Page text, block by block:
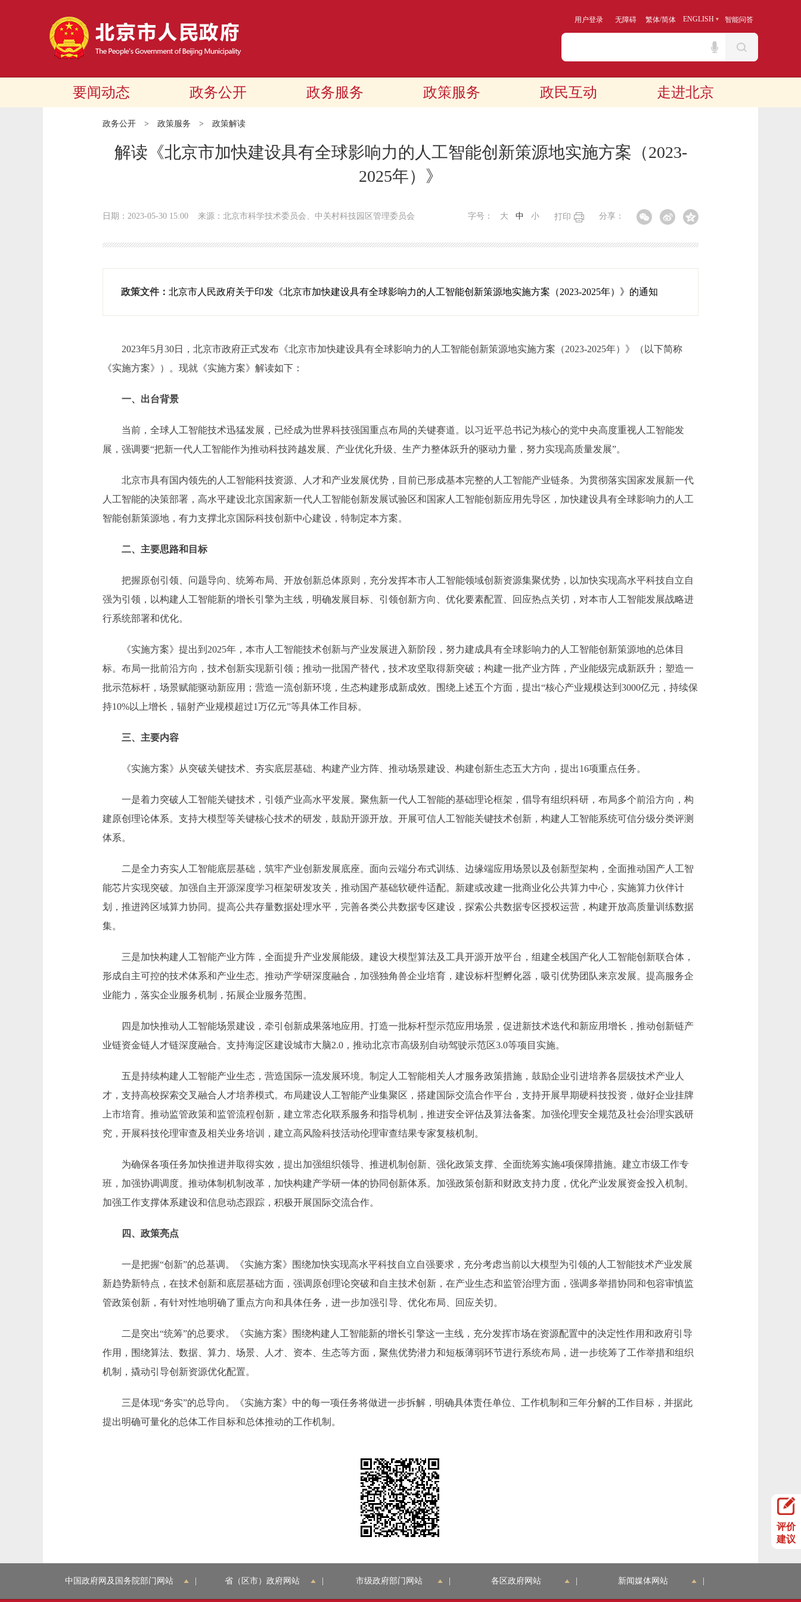
用户登录 无障碍 繁体/简体 ENGLISH 智能问答
要闻动态 政务公开 政务服务 政策服务 政民互动 走进北京
政务公开 > 政策服务 > 政策解读
解读《北京市加快建设具有全球影响力的人工智能创新策源地实施方案（2023-
2025年）》
日期：2023-05-30 15:00 来源：北京市科学技术委员会、中关村科技园区管理委员会 分享：
打印
字号： 大 中 小
政策文件： 北京市人民政府关于印发《北京市加快建设具有全球影响力的人工智能创新策源地实施方案（2023-2025年）》的通知
2023年5月30日，北京市政府正式发布《北京市加快建设具有全球影响力的人工智能创新策源地实施方案（2023-2025年）》（以下简称
《实施方案》）。现就《实施方案》解读如下：
一、出台背景
当前，全球人工智能技术迅猛发展，已经成为世界科技强国重点布局的关键赛道。以习近平总书记为核心的党中央高度重视人工智能发
展，强调要“把新一代人工智能作为推动科技跨越发展、产业优化升级、生产力整体跃升的驱动力量，努力实现高质量发展”。
北京市具有国内领先的人工智能科技资源、人才和产业发展优势，目前已形成基本完整的人工智能产业链条。为贯彻落实国家发展新一代
人工智能的决策部署，高水平建设北京国家新一代人工智能创新发展试验区和国家人工智能创新应用先导区，加快建设具有全球影响力的人工
智能创新策源地，有力支撑北京国际科技创新中心建设，特制定本方案。
二、主要思路和目标
把握原创引领、问题导向、统筹布局、开放创新总体原则，充分发挥本市人工智能领域创新资源集聚优势，以加快实现高水平科技自立自
强为引领，以构建人工智能新的增长引擎为主线，明确发展目标、引领创新方向、优化要素配置、回应热点关切，对本市人工智能发展战略进
行系统部署和优化。
《实施方案》提出到2025年，本市人工智能技术创新与产业发展进入新阶段，努力建成具有全球影响力的人工智能创新策源地的总体目
标。布局一批前沿方向，技术创新实现新引领；推动一批国产替代，技术攻坚取得新突破；构建一批产业方阵，产业能级完成新跃升；塑造一
批示范标杆，场景赋能驱动新应用；营造一流创新环境，生态构建形成新成效。围绕上述五个方面，提出“核心产业规模达到3000亿元，持续保
持10%以上增长，辐射产业规模超过1万亿元”等具体工作目标。
三、主要内容
《实施方案》从突破关键技术、夯实底层基础、构建产业方阵、推动场景建设、构建创新生态五大方向，提出16项重点任务。
一是着力突破人工智能关键技术，引领产业高水平发展。聚焦新一代人工智能的基础理论框架，倡导有组织科研，布局多个前沿方向，构
建原创理论体系。支持大模型等关键核心技术的研发，鼓励开源开放。开展可信人工智能关键技术创新，构建人工智能系统可信分级分类评测
体系。
二是全力夯实人工智能底层基础，筑牢产业创新发展底座。面向云端分布式训练、边缘端应用场景以及创新型架构，全面推动国产人工智
能芯片实现突破。加强自主开源深度学习框架研发攻关，推动国产基础软硬件适配。新建或改建一批商业化公共算力中心，实施算力伙伴计
划，推进跨区域算力协同。提高公共存量数据处理水平，完善各类公共数据专区建设，探索公共数据专区授权运营，构建开放高质量训练数据
集。
三是加快构建人工智能产业方阵，全面提升产业发展能级。建设大模型算法及工具开源开放平台，组建全栈国产化人工智能创新联合体，
形成自主可控的技术体系和产业生态。推动产学研深度融合，加强独角兽企业培育，建设标杆型孵化器，吸引优势团队来京发展。提高服务企
业能力，落实企业服务机制，拓展企业服务范围。
四是加快推动人工智能场景建设，牵引创新成果落地应用。打造一批标杆型示范应用场景，促进新技术迭代和新应用增长，推动创新链产
业链资金链人才链深度融合。支持海淀区建设城市大脑2.0，推动北京市高级别自动驾驶示范区3.0等项目实施。
五是持续构建人工智能产业生态，营造国际一流发展环境。制定人工智能相关人才服务政策措施，鼓励企业引进培养各层级技术产业人
才，支持高校探索交叉融合人才培养模式。布局建设人工智能产业集聚区，搭建国际交流合作平台，支持开展早期硬科技投资，做好企业挂牌
上市培育。推动监管政策和监管流程创新，建立常态化联系服务和指导机制，推进安全评估及算法备案。加强伦理安全规范及社会治理实践研
究，开展科技伦理审查及相关业务培训，建立高风险科技活动伦理审查结果专家复核机制。
为确保各项任务加快推进并取得实效，提出加强组织领导、推进机制创新、强化政策支撑、全面统筹实施4项保障措施。建立市级工作专
班，加强协调调度。推动体制机制改革，加快构建产学研一体的协同创新体系。加强政策创新和财政支持力度，优化产业发展资金投入机制。
加强工作支撑体系建设和信息动态跟踪，积极开展国际交流合作。
四、政策亮点
一是把握“创新”的总基调。《实施方案》围绕加快实现高水平科技自立自强要求，充分考虑当前以大模型为引领的人工智能技术产业发展
新趋势新特点，在技术创新和底层基础方面，强调原创理论突破和自主技术创新，在产业生态和监管治理方面，强调多举措协同和包容审慎监
管政策创新，有针对性地明确了重点方向和具体任务，进一步加强引导、优化布局、回应关切。
二是突出“统筹”的总要求。《实施方案》围绕构建人工智能新的增长引擎这一主线，充分发挥市场在资源配置中的决定性作用和政府引导
作用，围绕算法、数据、算力、场景、人才、资本、生态等方面，聚焦优势潜力和短板薄弱环节进行系统布局，进一步统筹了工作举措和组织
机制，撬动引导创新资源优化配置。
三是体现“务实”的总导向。《实施方案》中的每一项任务将做进一步拆解，明确具体责任单位、工作机制和三年分解的工作目标，并据此
提出明确可量化的总体工作目标和总体推动的工作机制。
评价
建议
中国政府网及国务院部门网站 省（区市）政府网站 市级政府部门网站 各区政府网站 新闻媒体网站